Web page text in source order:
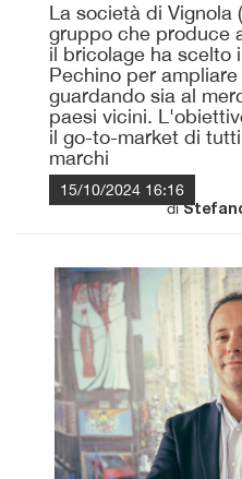
La società di Vignola
gruppo che produce
il bricolage ha scelto
Pechino per
guardando sia al
paesi vicini.
il go-to-market di
marchi
15/10/2024 16:16
di